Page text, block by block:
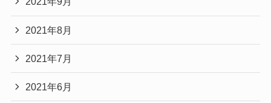
2021年8月
2021年7月
2021年6月